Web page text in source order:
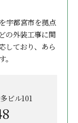
宇都宮市を拠点
の外装工事に関
しており、あら
ビル101